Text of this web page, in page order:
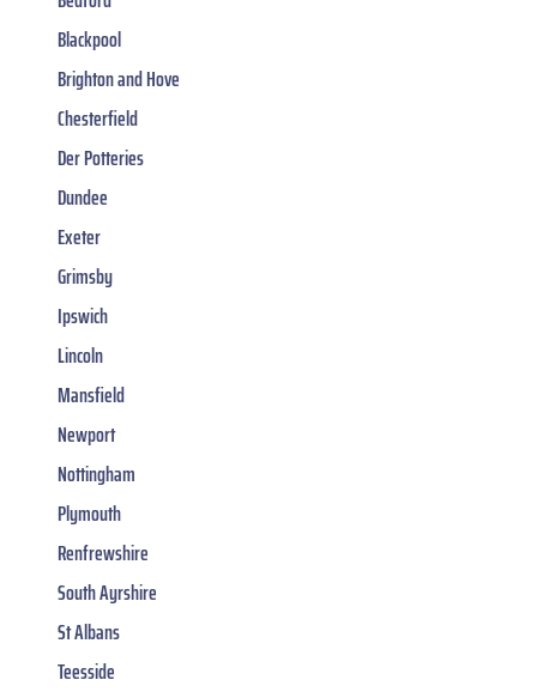
Blackpool
Brighton and Hove
Chesterfield
Der Potteries
Dundee
Exeter
Grimsby
Ipswich
Lincoln
Mansfield
Newport
Nottingham
Plymouth
Renfrewshire
South Ayrshire
St Albans
Teesside